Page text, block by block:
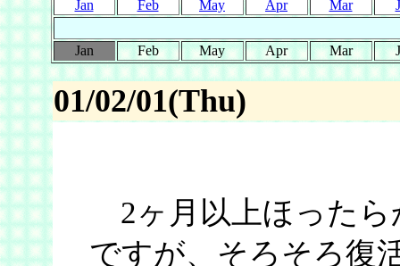
Jan Feb May Apr Mar
Jan Feb May Apr Mar
01/02/01(Thu)
2ヶ月以上ほったら
ですが、そろそろ復